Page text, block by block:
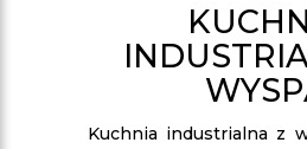
Kuchnia industrialna z